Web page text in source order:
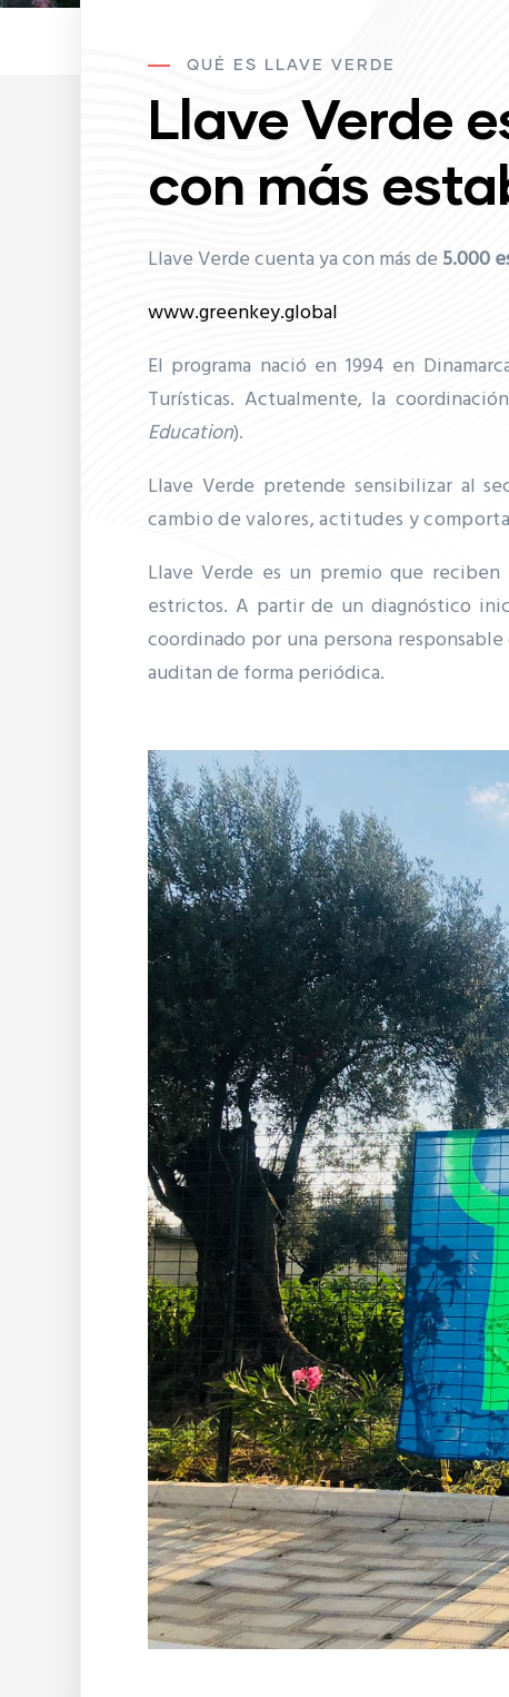
QUÉ ES LLAVE VERDE
Llave Verde
con más
Llave Verde cuenta ya con más de 5.000
www.greenkey.global
El programa nació en 1994 en
Turísticas. Actualmente, la
Education).
Llave Verde pretende sensibilizar al
cambio de valores, actitudes y
Llave Verde es un premio que
estrictos. A partir de un diagnóstico
coordinado por una persona
auditan de forma periódica.